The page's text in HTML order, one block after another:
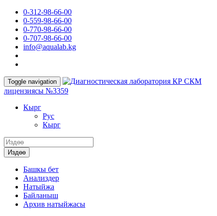
0-312-98-66-00
0-559-98-66-00
0-770-98-66-00
0-707-98-66-00
info@aqualab.kg
Toggle navigation
КР СКМ
лицензиясы №3359
Кырг
Руc
Кырг
Издөө
Башкы бет
Анализдер
Натыйжа
Байланыш
Архив натыйжасы